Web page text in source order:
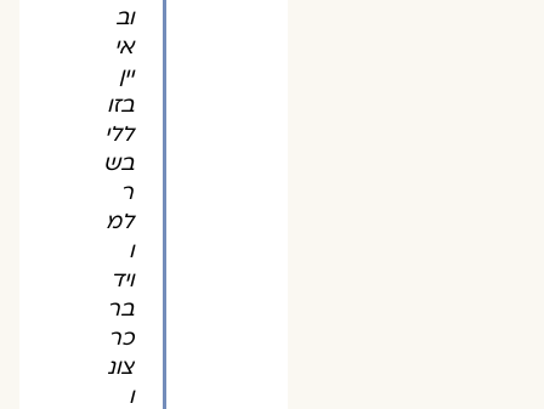
וב
אי
יין
בזו
ללי
בש
ר
למ
ויד
בר
כר
צונ